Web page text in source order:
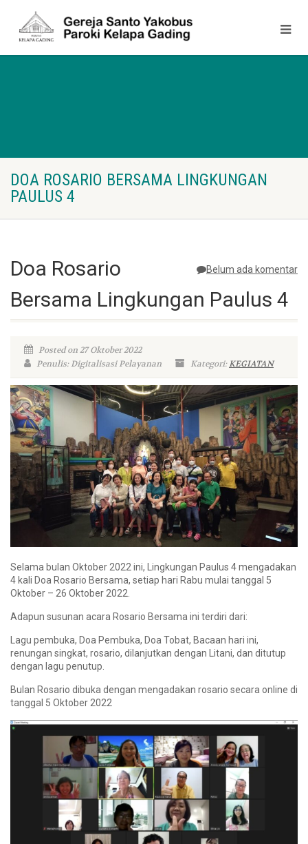
DOA ROSARIO BERSAMA LINGKUNGAN
PAULUS 4
Belum ada komentar
Doa Rosario
Bersama Lingkungan Paulus 4
Posted on 27 Oktober 2022
Penulis: Digitalisasi Pelayanan
Kategori:KEGIATAN
Selama bulan Oktober 2022 ini, Lingkungan Paulus 4 mengadakan
4 kali Doa Rosario Bersama, setiap hari Rabu mulai tanggal 5
Oktober – 26 Oktober 2022.
Adapun susunan acara Rosario Bersama ini terdiri dari:
Lagu pembuka, Doa Pembuka, Doa Tobat, Bacaan hari ini,
renungan singkat, rosario, dilanjutkan dengan Litani, dan ditutup
dengan lagu penutup.
Bulan Rosario dibuka dengan mengadakan rosario secara online di
tanggal 5 Oktober 2022